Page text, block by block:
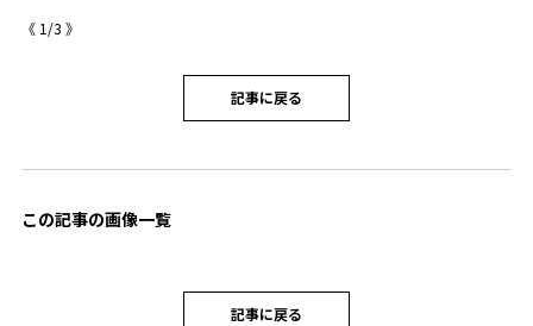
《 1 /3 》
記事に戻る
この記事の画像一覧
記事に戻る